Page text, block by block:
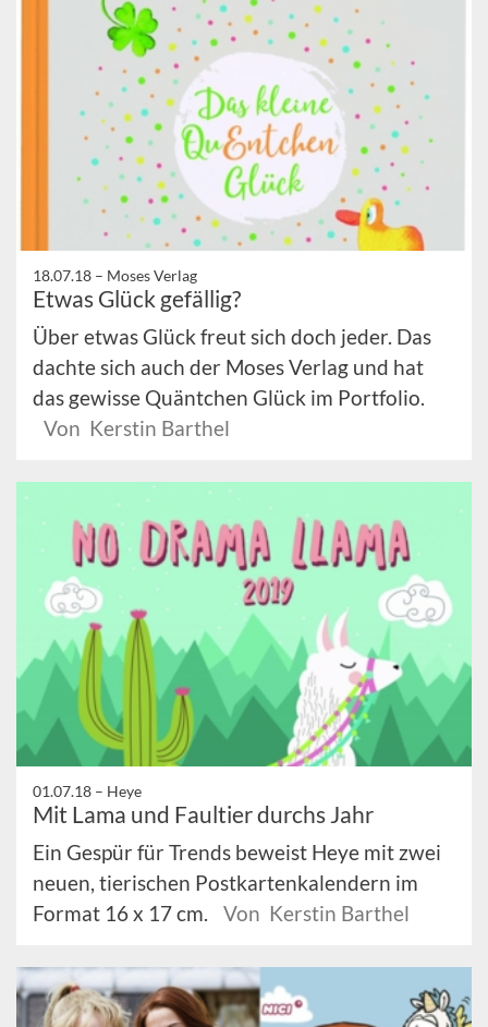
18.07.18 – Moses Verlag
Etwas Glück gefällig?
Über etwas Glück freut sich doch jeder. Das
dachte sich auch der Moses Verlag und hat
das gewisse Quäntchen Glück im Portfolio.
Von Kerstin Barthel
01.07.18 – Heye
Mit Lama und Faultier durchs Jahr
Ein Gespür für Trends beweist Heye mit zwei
neuen, tierischen Postkartenkalendern im
Format 16 x 17 cm.
Von Kerstin Barthel